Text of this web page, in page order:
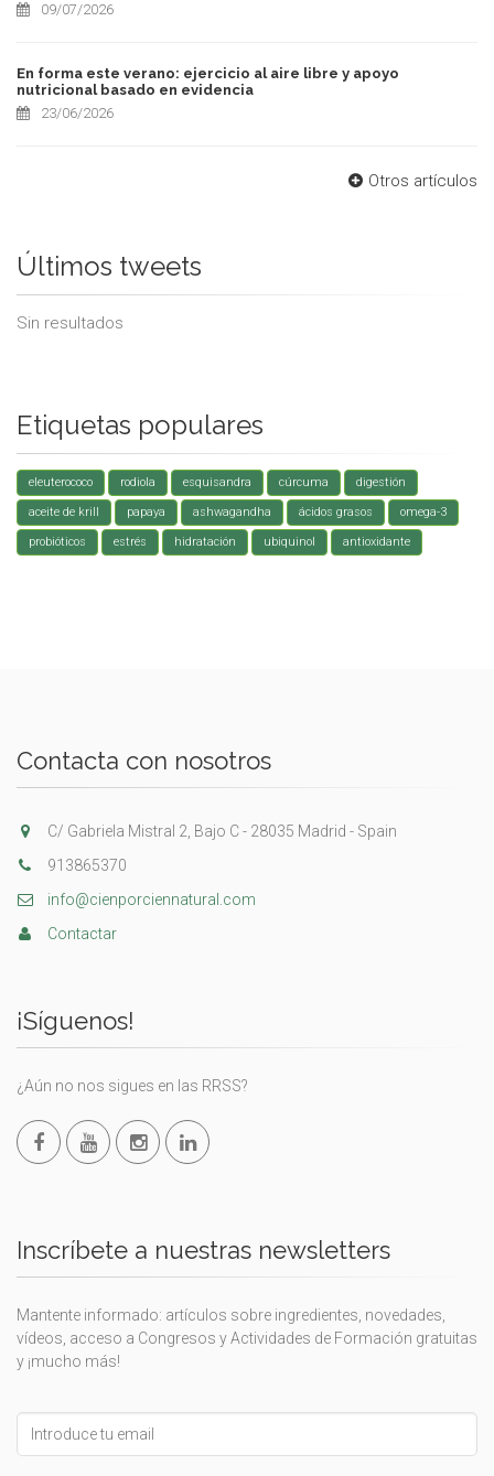
09/07/2026
En forma este verano: ejercicio al aire libre y apoyo
nutricional basado en evidencia
23/06/2026
Otros artículos
Últimos tweets
Sin resultados
Etiquetas populares
eleuterococo rodiola esquisandra cúrcuma digestión
aceite de krill papaya ashwagandha ácidos grasos omega-3
probióticos estrés hidratación ubiquinol antioxidante
Contacta con nosotros
C/ Gabriela Mistral 2, Bajo C - 28035 Madrid - Spain
913865370
info@cienporciennatural.com
Contactar
¡Síguenos!
¿Aún no nos sigues en las RRSS?
Inscríbete a nuestras newsletters
Mantente informado: artículos sobre ingredientes, novedades,
vídeos, acceso a Congresos y Actividades de Formación gratuitas
y ¡mucho más!
this
field